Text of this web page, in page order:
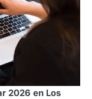
2026 en Los